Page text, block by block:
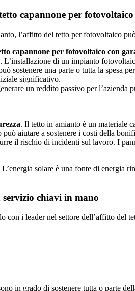
capannone per
l’affitto del tetto per fotovoltaico
capannone per fotovoltaico con
. L’installazione di un impianto
sostenere una parte o tutta la spesa
significativo.
un reddito passivo per
. Il tetto in amianto è un materiale
aiutare a sostenere i costi della
il rischio di incidenti sul lavoro. I
L’energia solare è una fonte di energia
chiavi in mano
i leader nel settore dell’affitto del
in grado di sostenere tutta o parte